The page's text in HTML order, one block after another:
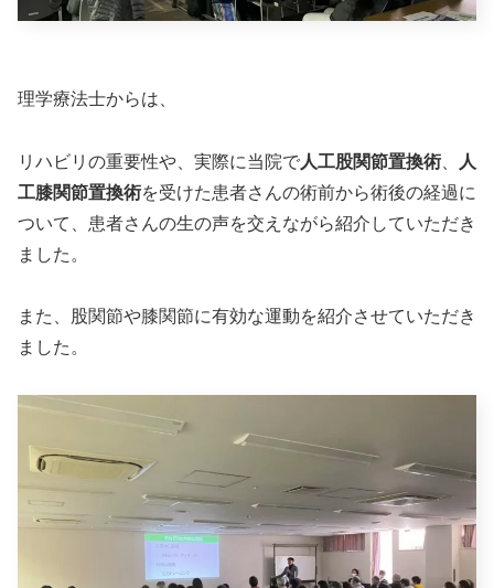
理学療法士からは、
リハビリの重要性や、実際に当院で人工股関節置換術
人
工膝関節置換術を受けた患者さんの術前から術後の経過に
ついて、患者さんの生の声を交えながら紹介していただき
ました。
また、股関節や膝関節に有効な運動を紹介させていただき
ました。